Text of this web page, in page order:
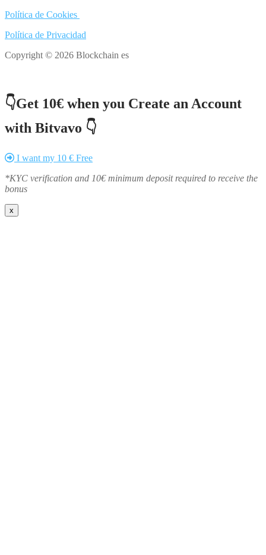
Política de Cookies
Política de Privacidad
Copyright © 2026 Blockchain es
👇Get 10€ when you Create an Account
with Bitvavo 👇
I want my 10 € Free
*KYC verification and 10€ minimum deposit required to receive the
bonus
x